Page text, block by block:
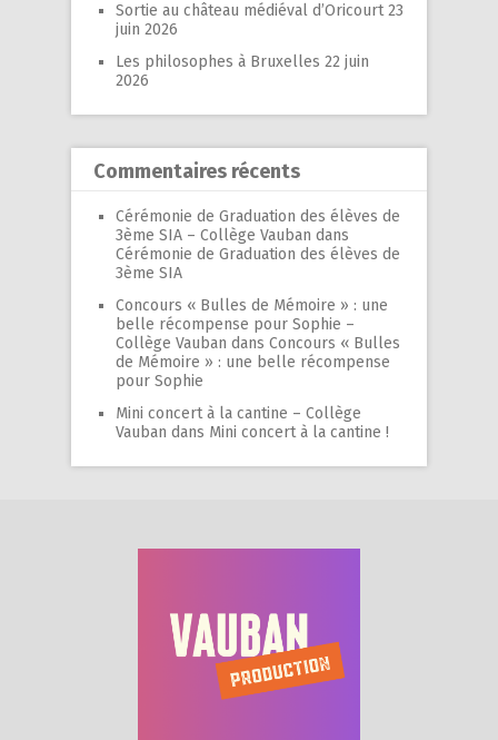
Sortie au château médiéval d’Oricourt 23
juin 2026
Les philosophes à Bruxelles 22 juin
2026
Commentaires récents
Cérémonie de Graduation des élèves de
3ème SIA – Collège Vauban dans
Cérémonie de Graduation des élèves de
3ème SIA
Concours « Bulles de Mémoire » : une
belle récompense pour Sophie –
Collège Vauban dans Concours « Bulles
de Mémoire » : une belle récompense
pour Sophie
Mini concert à la cantine – Collège
Vauban dans Mini concert à la cantine !